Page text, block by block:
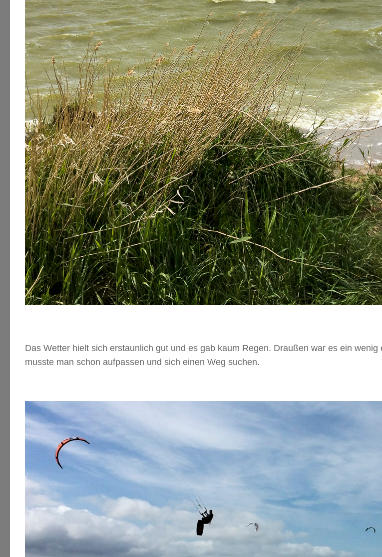
Das Wetter hielt sich erstaunlich gut und es gab kaum Regen. Draußen war es ein wenig
musste man schon aufpassen und sich einen Weg suchen.